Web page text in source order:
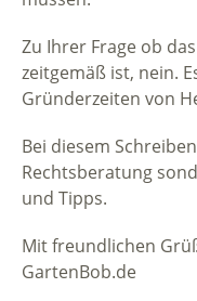
Zu Ihrer Frage ob
zeitgemäß ist, nein.
Gründerzeiten von
Bei diesem
Rechtsberatung
und Tipps.
Mit freundlichen
GartenBob.de